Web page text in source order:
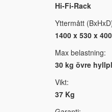
Hi-Fi-Rack
Yttermått
1400 x 530 x
Max belastning:
30 kg övre
Vikt:
37 Kg